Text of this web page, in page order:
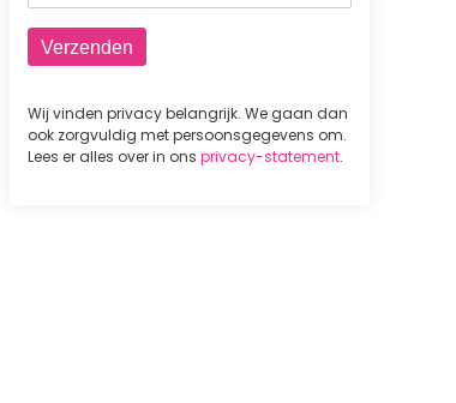
Wij vinden privacy belangrijk. We gaan dan
ook zorgvuldig met persoonsgegevens om.
Lees er alles over in ons privacy-statement.